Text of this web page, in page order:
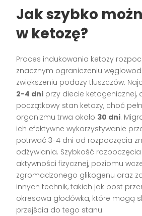
Jak szybko
w ketozę?
Proces indukowania ketozy
znacznym ograniczeniu
zwiększeniu podaży tłuszczów.
2-4 dni przy diecie ketogenicznej,
początkowy stan ketozy, choć
organizmu trwa około 30 dni.
ich efektywne wykorzystywanie
potrwać 3-4 dni od rozpoczęcia
odżywiania. Szybkość
aktywności fizycznej, poziomu
zgromadzonego glikogenu oraz
innych technik, takich jak post
okresowa głodówka, które mogą
przejścia do tego stanu.